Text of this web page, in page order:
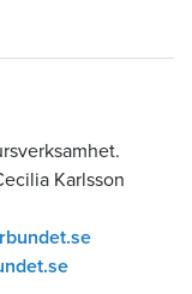
Karlsson